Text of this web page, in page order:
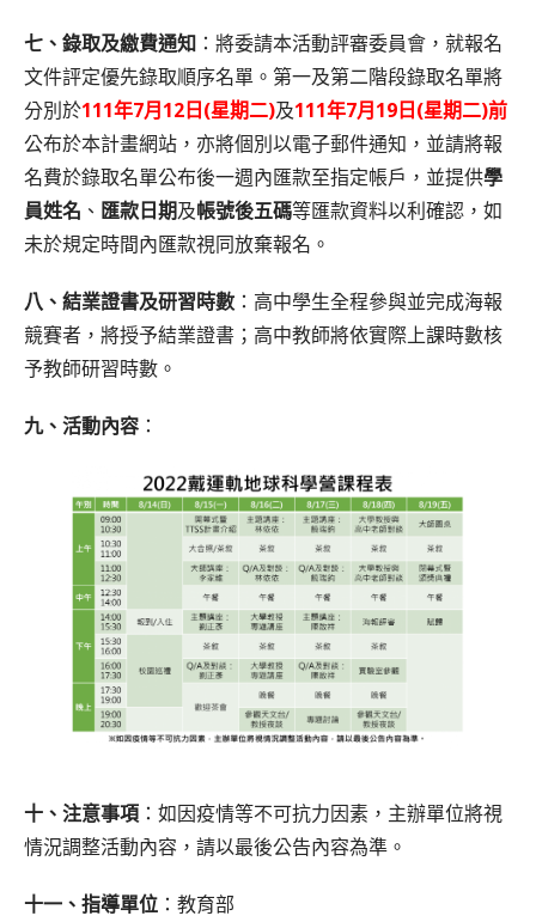
七、錄取及繳費通知 ：將委請本活動評審委員會，就報名
文件評定優先錄取順序名單。第一及第二階段錄取名單將
分別於111年7月12日(星期二)及111年7月19日(星期二)前
公布於本計畫網站，亦將個別以電子郵件通知，並請將報
名費於錄取名單公布後一週內匯款至指定帳戶，並提供學
員姓名 、 匯款日期及帳號後五碼等匯款資料以利確認，如
未於規定時間內匯款視同放棄報名。
八、結業證書及研習時數 ：高中學生全程參與並完成海報
競賽者，將授予結業證書；高中教師將依實際上課時數核
予教師研習時數。
九、活動內容 ：
十、注意事項 ：如因疫情等不可抗力因素，主辦單位將視
情況調整活動內容，請以最後公告內容為準。
十一、指導單位 ：教育部